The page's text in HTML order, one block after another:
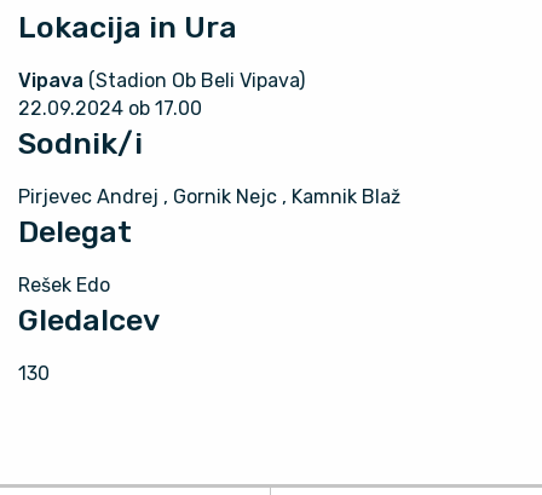
Lokacija in Ura
Vipava (Stadion Ob Beli Vipava)
22.09.2024 ob 17.00
Sodnik/i
Pirjevec Andrej , Gornik Nejc , Kamnik Blaž
Delegat
Rešek Edo
Gledalcev
130